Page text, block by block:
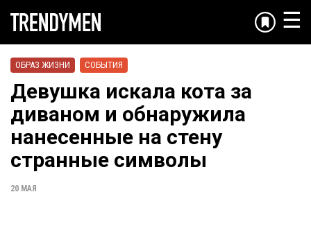
☰
ОБРАЗ ЖИЗНИ СОБЫТИЯ
Девушка искала кота за
диваном и обнаружила
нанесенные на стену
странные символы
20 МАЯ